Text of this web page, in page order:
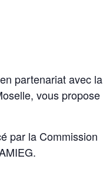
partenariat avec la
vous propose
par la Commission